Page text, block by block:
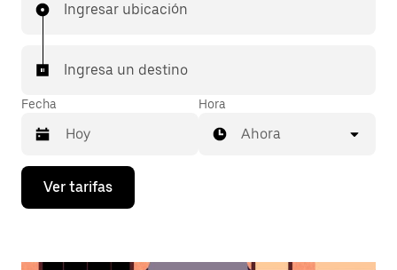
Ingresar ubicación
Ingresa un destino
Fecha
Presiona
flecha
Hora
Ahora
Ver tarifas